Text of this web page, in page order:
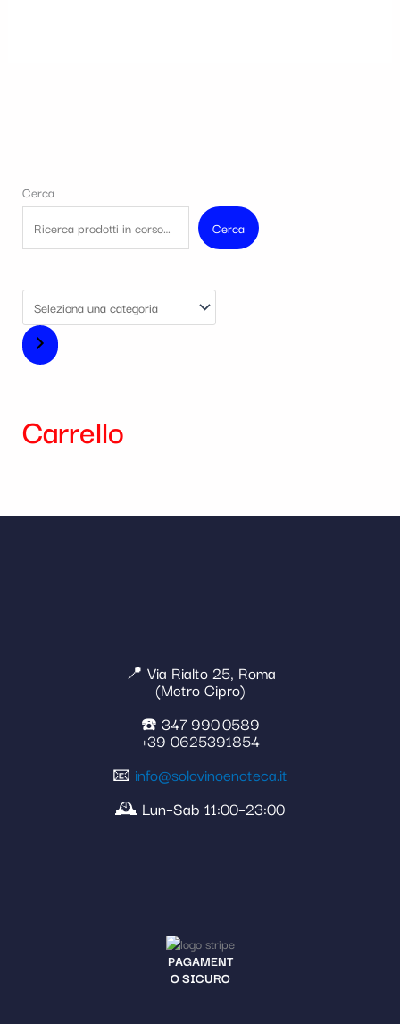
Cerca
Cerca
Carrello
📍 Via Rialto 25, Roma
(Metro Cipro)
☎️ 347 990 0589
+39 0625391854
📧 info@solovinoenoteca.it
🕰️ Lun–Sab 11:00–23:00
PAGAMENT
O SICURO